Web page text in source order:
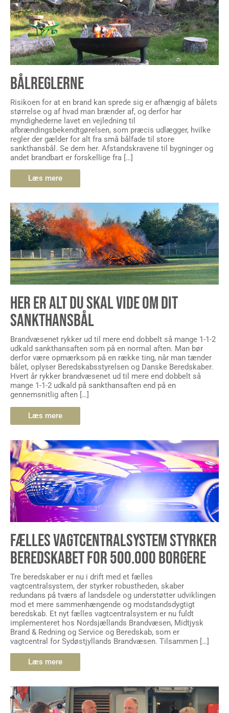
BÅLREGLERNE
Risikoen for at en brand kan sprede sig er afhængig af bålets
størrelse og af hvad man brænder af, og derfor har
myndighederne lavet en vejledning til
afbrændingsbekendtgørelsen, som præcis udlægger, hvilke
regler der gælder for alt fra små bålfade til store
sankthansbål. Se dem her. Afstandskravene til bygninger og
andet brandbart er forskellige fra […]
Læs mere
HER ER ALT DU SKAL VIDE OM DIT
SANKTHANSBÅL
Brandvæsenet rykker ud til mere end dobbelt så mange 1-1-2
udkald sankthansaften som på en normal aften. Man bør
derfor være opmærksom på en række ting, når man tænder
bålet, oplyser Beredskabsstyrelsen og Danske Beredskaber.
Hvert år rykker brandvæsenet ud til mere end dobbelt så
mange 1-1-2 udkald på sankthansaften end på en
gennemsnitlig aften […]
Læs mere
FÆLLES VAGTCENTRALSYSTEM STYRKER
BEREDSKABET FOR 500.000 BORGERE
Tre beredskaber er nu i drift med et fælles
vagtcentralsystem, der styrker robustheden, skaber
redundans på tværs af landsdele og understøtter udviklingen
mod et mere sammenhængende og modstandsdygtigt
beredskab. Et nyt fælles vagtcentralsystem er nu fuldt
implementeret hos Nordsjællands Brandvæsen, Midtjysk
Brand & Redning og Service og Beredskab, som er
vagtcentral for Sydøstjyllands Brandvæsen. Tilsammen […]
Læs mere